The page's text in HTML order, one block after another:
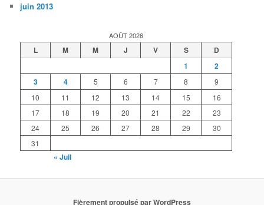
juin 2013
AOÛT 2026
L M M J V S
D
1
2
3
4 5 6 7 8
9
10
11 12 13 14 15
16
17
18 19 20 21 22
23
24
25 26 27 28 29
30
31
« Juil
Fièrement propulsé par WordPress